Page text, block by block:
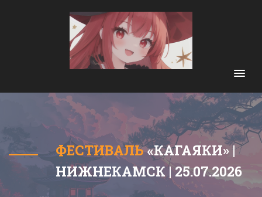
ФЕСТИВАЛЬ«КАГАЯКИ» |
НИЖНЕКАМСК | 25.07.2026